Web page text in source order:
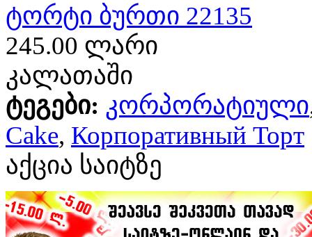
ტორტი ბურთი 22135
245.00 ლარი
კალათაში
ტეგები: კორპორატიული
Cake, Корпоративный Торт
აქცია საიტზე